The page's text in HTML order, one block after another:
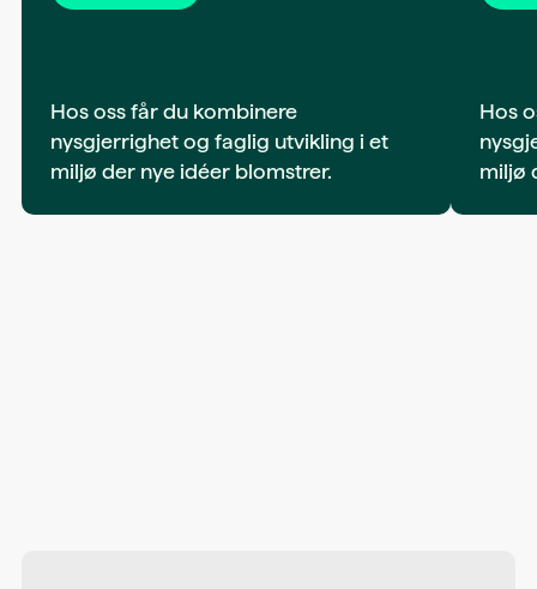
Hos oss får du kombinere
nysgjerrighet og faglig utvikling i et
miljø der nye idéer blomstrer.
Hos
miljø